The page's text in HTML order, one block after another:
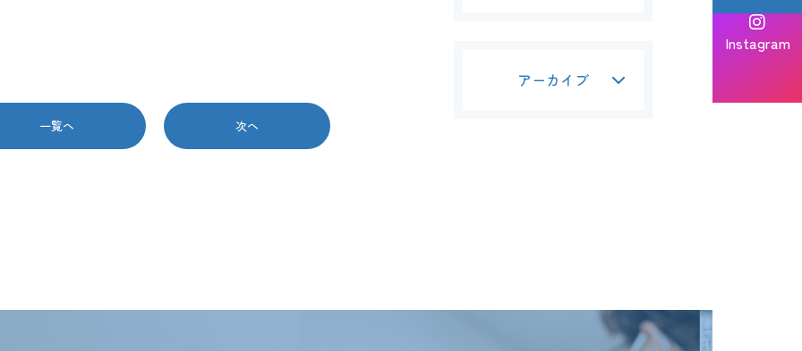
Instagram
一覧へ 次へ
アーカイブ